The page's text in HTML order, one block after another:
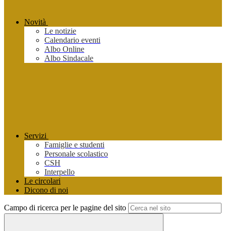
Novità
Le notizie
Calendario eventi
Albo Online
Albo Sindacale
Servizi
Famiglie e studenti
Personale scolastico
CSH
Interpello
Le circolari
Dicono di noi
Campo di ricerca per le pagine del sito